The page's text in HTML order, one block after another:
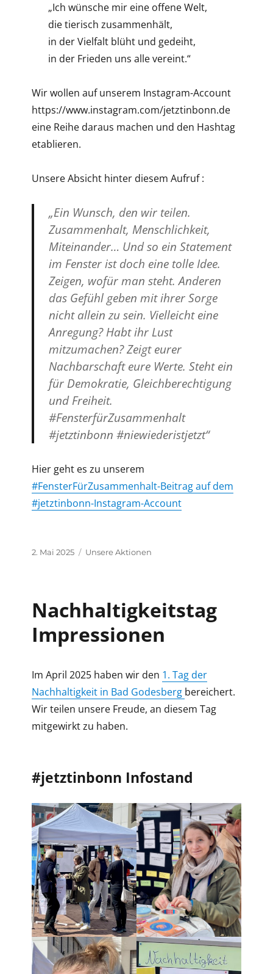
„Ich wünsche mir eine offene Welt,
die tierisch zusammenhält,
in der Vielfalt blüht und gedeiht,
in der Frieden uns alle vereint.“
Wir wollen auf unserem Instagram-Account
https://www.instagram.com/jetztinbonn.de
eine Reihe daraus machen und den Hashtag
etablieren.
Unsere Absicht hinter diesem Aufruf :
„Ein Wunsch, den wir teilen.
Zusammenhalt, Menschlichkeit,
Miteinander… Und so ein Statement
im Fenster ist doch eine tolle Idee.
Zeigen, wofür man steht. Anderen
das Gefühl geben mit ihrer Sorge
nicht allein zu sein. Vielleicht eine
Anregung? Habt ihr Lust
mitzumachen? Zeigt eurer
Nachbarschaft eure Werte. Steht ein
für Demokratie, Gleichberechtigung
und Freiheit.
#FensterfürZusammenhalt
#jetztinbonn #niewiederistjetzt“
Hier geht es zu unserem
#FensterFürZusammenhalt-Beitrag auf dem
#jetztinbonn-Instagram-Account
Veröffentlicht
2. Mai 2025 Kategorien
Unsere Aktionen
Nachhaltigkeitstag
Impressionen
Im April 2025 haben wir den 1. Tag der
Nachhaltigkeit in Bad Godesberg bereichert.
Wir teilen unsere Freude, an diesem Tag
mitgewirkt zu haben.
#jetztinbonn Infostand